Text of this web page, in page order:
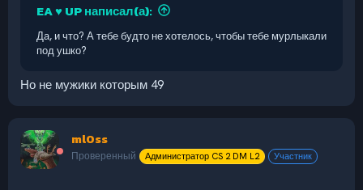
EA ♥ UP написал(а):
Да, и что? А тебе будто не хотелось, чтобы тебе мурлыкали
под ушко?
Но не мужики которым 49
ml0ss
Проверенный Администратор CS 2 DM L2 Участник